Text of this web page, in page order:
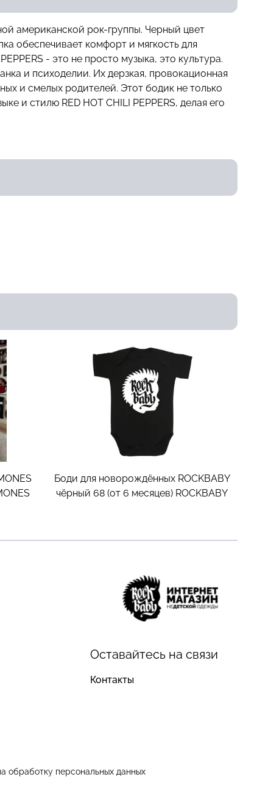
американской рок-группы. Черный цвет
обеспечивает комфорт и мягкость для
- это не просто музыка, это культура.
и психоделии. Их дерзкая, провокационная
и смелых родителей. Этот бодик не только
и стилю RED HOT CHILI PEPPERS, делая его
Боди для новорождённых ROCKBABY
чёрный 68 (от 6 месяцев) ROCKBABY
Оставайтесь на связи
Контакты
обработку персональных данных